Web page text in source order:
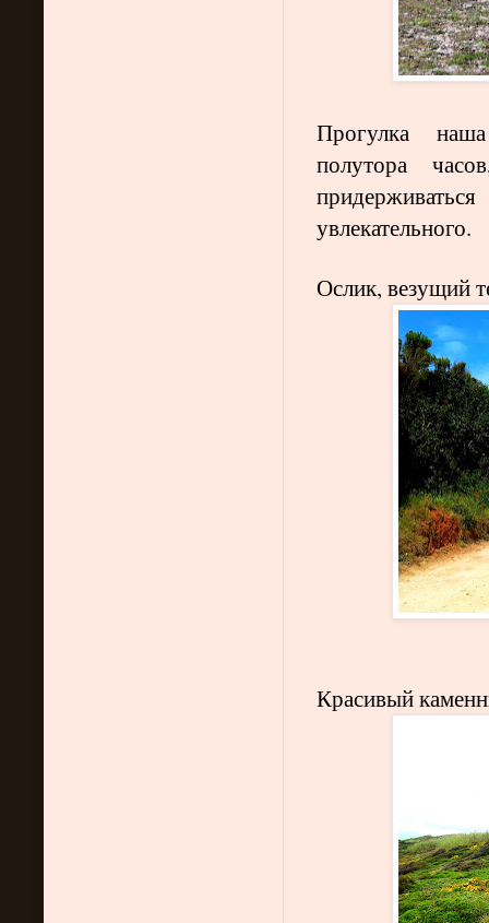
Прогулка
полутора
увлекательного.
Ослик, везущий
Красивый